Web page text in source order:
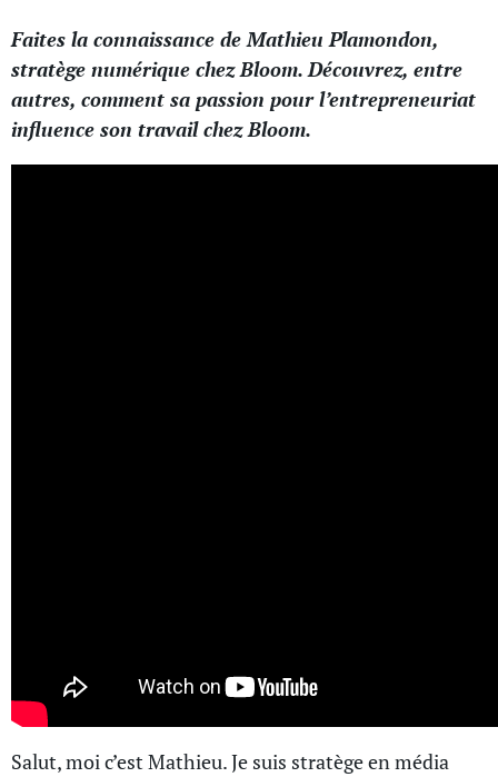
Faites la connaissance de Mathieu Plamondon,
stratège numérique chez Bloom. Découvrez, entre
autres, comment sa passion pour l’entrepreneuriat
influence son travail chez Bloom.
Salut, moi c’est Mathieu. Je suis stratège en média